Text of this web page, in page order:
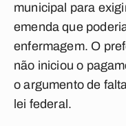
municipal para
emenda que
enfermagem. O
não iniciou o
o argumento de
lei federal.